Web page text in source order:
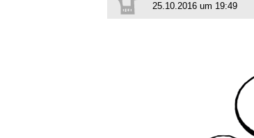
25.10.2016 um 19:49